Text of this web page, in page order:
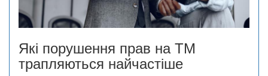
Які порушення прав на ТМ
трапляються найчастіше